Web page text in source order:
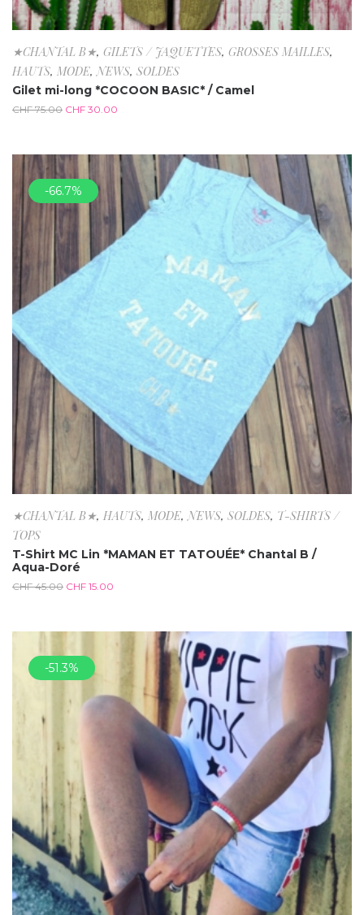
★CHANTAL B★, GILETS / JAQUETTES, GROSSES MAILLES,
HAUTS, MODE,NEWS, SOLDES
Gilet mi-long *COCOON BASIC* / Camel
CHF75.00 CHF 30.00
-66.7%
★CHANTAL B★, HAUTS, MODE,NEWS, SOLDES, T-SHIRTS /
TOPS
T-Shirt MC Lin *MAMAN ET TATOUÉE* Chantal B /
Aqua-Doré
CHF45.00 CHF 15.00
-51.3%